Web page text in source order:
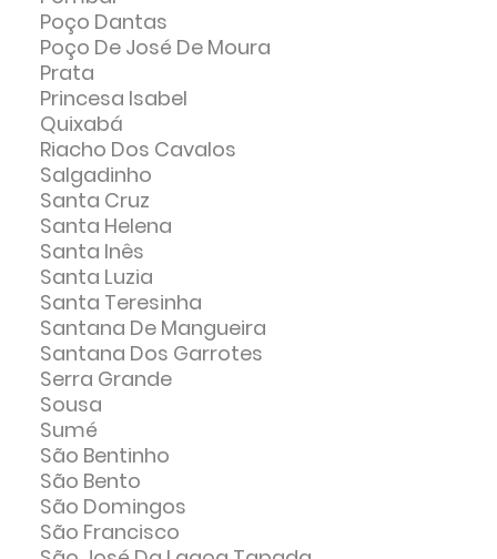
Poço Dantas
Poço De José De Moura
Prata
Princesa Isabel
Quixabá
Riacho Dos Cavalos
Salgadinho
Santa Cruz
Santa Helena
Santa Inês
Santa Luzia
Santa Teresinha
Santana De Mangueira
Santana Dos Garrotes
Serra Grande
Sousa
Sumé
São Bentinho
São Bento
São Domingos
São Francisco